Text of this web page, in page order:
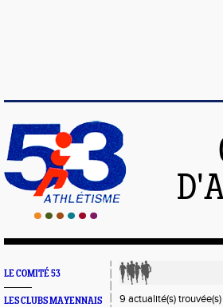
LE COMITÉ 53
LES CLUBS MAYENNAIS 9 actualité(s) trouvée(s)